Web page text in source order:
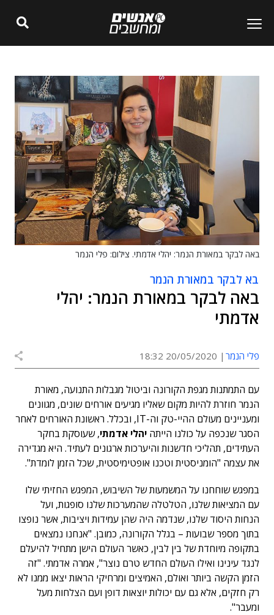
באה לבקר במאורת הנמר: יהלי אדמתי. צילום: פלי הנמר
בא לבקר במאורת הנמר
באה לבקר במאורת הנמר: יהלי
אדמתי
פלי הנמר 20/05/2020 18:32
עם התמתנות מגפת הקורונה וביטול מגבלות התנועה, מאורת
הנמר חוזרת להיות מקום שאליו מגיעים אורחים שונים, מגוונים
ומעניינים מעולם ההיי-טק וה-IT, ובכלל. ראשונת האורחים לאחר
הסגר שנכפה על כולנו הייתה יהלי אדמתי, שעוסקת בחקר
העתידים, תהליכי חדשנות והיערכות ארגונים לעתיד. היא מגדירה
את עצמה "הומניסטית וטכנו אופטימיסטית, שכל הזמן לומדת".
במפגש שוחחנו על המשמעות של השיבוש, המפגש החזיתי שלו
עם המציאות שלנו, הטלטלה שהמערכות שלנו סופגות, ועל
הנחות היסוד שלנו, שנדמה היה שהן עמידות ויציבות, אשר נופצו
בתוך מספר שבועות – בגלל הקורונה, כמובן. "אנחנו נמצאים
בתקופה מיוחדת של בין לבין, כאשר העולם הישן מתחיל להיעלם
לנגד עינינו ואילו העולם החדש טרם נוצר", אמרה אדמתי. "זה
הזמן הקשה ביותר ואולם, האמיצים ומרחיקי הראות יצאו ממנו לא
רק חזקים, אלא גם עם יכולות יוצאות דופן ועם הצלחות מעל
ומעבר".